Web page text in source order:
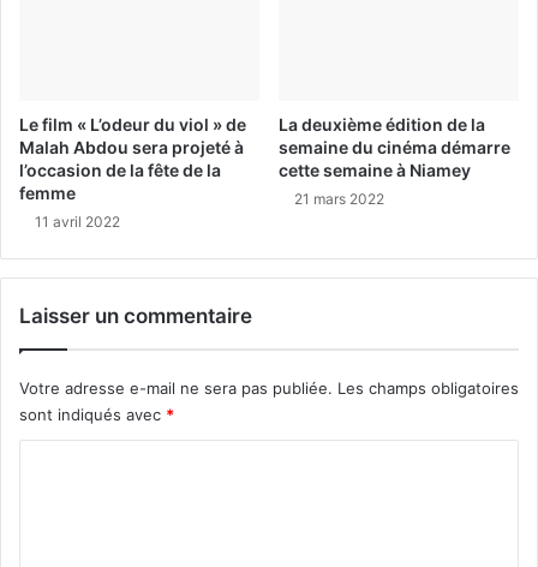
Le film « L’odeur du viol » de
Malah Abdou sera projeté à
l’occasion de la fête de la
femme
11 avril 2022
La deuxième édition de la
semaine du cinéma démarre
cette semaine à Niamey
21 mars 2022
Laisser un commentaire
Votre adresse e-mail ne sera pas publiée. Les champs obligatoires
sont indiqués avec *